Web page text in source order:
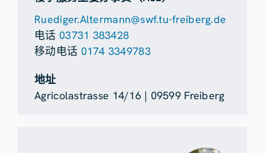
Ruediger.Altermann@swf.tu-freiberg.de
电话 03731 383428
移动电话 0174 3349783
地址
Agricolastrasse 14/16 | 09599 Freiberg